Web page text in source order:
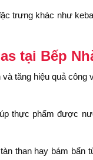
trưng khác như
tại Bếp
tăng hiệu quả công
thực phẩm được
than hay bám bẩn